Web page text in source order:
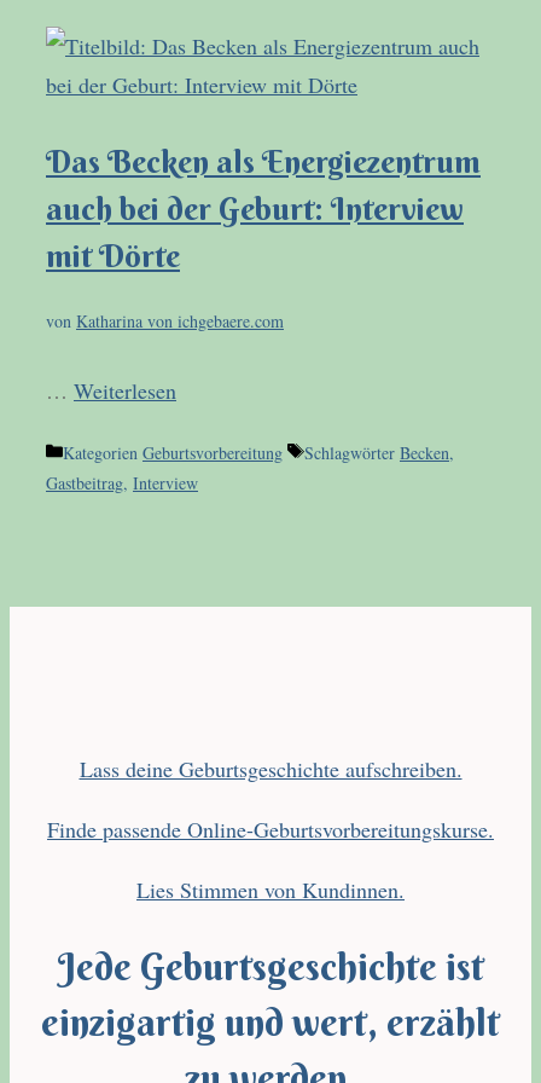
Das Becken als Energiezentrum
auch bei der Geburt: Interview
mit Dörte
von Katharina von ichgebaere.com
… Weiterlesen
Kategorien Geburtsvorbereitung Schlagwörter Becken,
Gastbeitrag, Interview
Lass deine Geburtsgeschichte aufschreiben.
Finde passende Online-Geburtsvorbereitungskurse.
Lies Stimmen von Kundinnen.
Jede Geburtsgeschichte ist
einzigartig und wert, erzählt